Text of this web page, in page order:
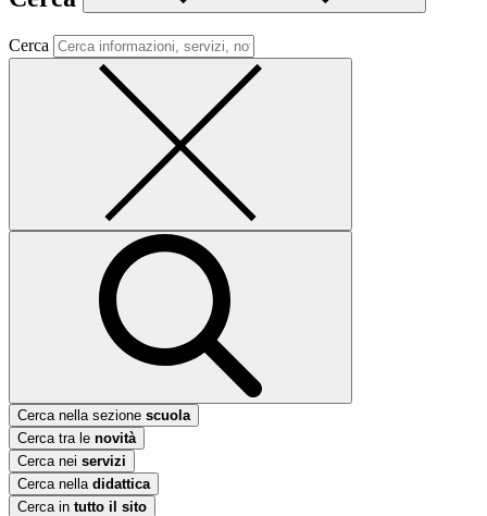
Cerca
Cerca nella sezione scuola
Cerca tra le novità
Cerca nei servizi
Cerca nella didattica
Cerca in tutto il sito